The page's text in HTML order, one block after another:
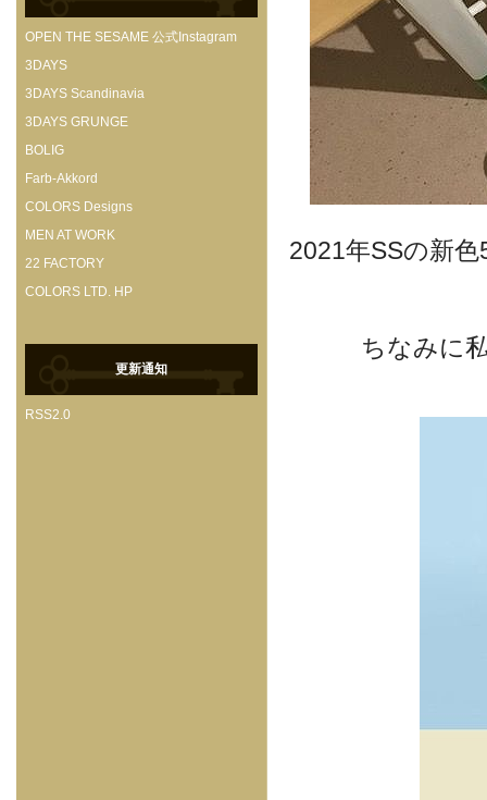
2021年SSの新
ちなみに
OPEN THE SESAME 公式Instagram
3DAYS
3DAYS Scandinavia
3DAYS GRUNGE
BOLIG
Farb-Akkord
COLORS Designs
MEN AT WORK
22 FACTORY
COLORS LTD. HP
更新通知
RSS2.0